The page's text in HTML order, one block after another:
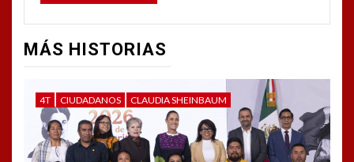
MÁS HISTORIAS
4T CIUDADANOS CLAUDIA SHEINBAUM